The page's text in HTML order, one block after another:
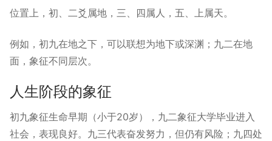
位置上，初、二爻属地，三、四属人，五、上属天。
例如，初九在地之下，可以联想为地下或深渊；九二在地
面，象征不同层次。
人生阶段的象征
初九象征生命早期（小于20岁），九二象征大学毕业进入
社会，表现良好。九三代表奋发努力，但仍有风险；九四处